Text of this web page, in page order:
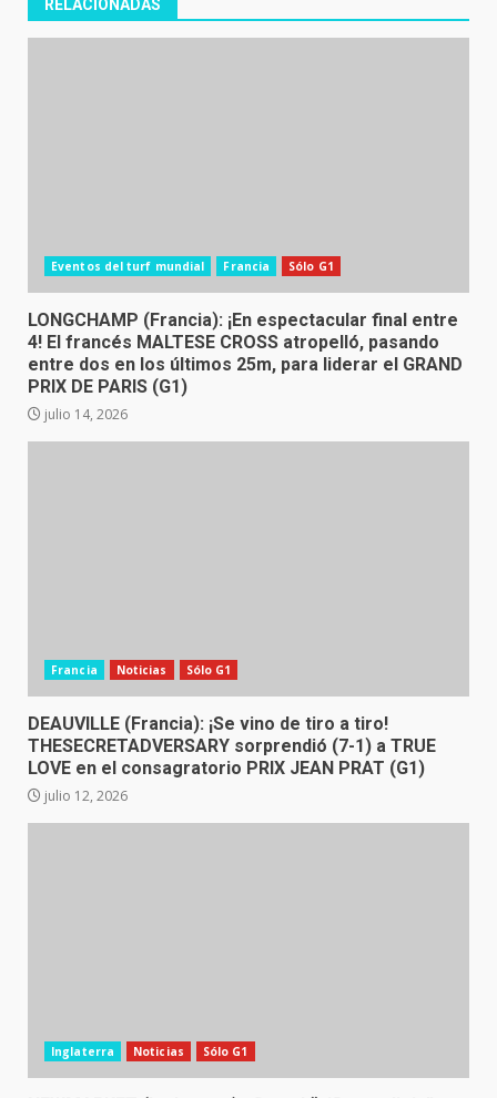
RELACIONADAS
Eventos del turf mundial Francia Sólo G1
LONGCHAMP (Francia): ¡En espectacular final entre
4! El francés MALTESE CROSS atropelló, pasando
entre dos en los últimos 25m, para liderar el GRAND
PRIX DE PARIS (G1)
julio 14, 2026
Francia Noticias Sólo G1
DEAUVILLE (Francia): ¡Se vino de tiro a tiro!
THESECRETADVERSARY sorprendió (7-1) a TRUE
LOVE en el consagratorio PRIX JEAN PRAT (G1)
julio 12, 2026
Inglaterra Noticias Sólo G1